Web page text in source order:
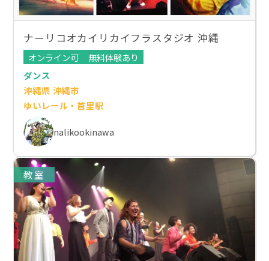
ナーリコオカイリカイフラスタジオ 沖縄
オンライン可
無料体験あり
ダンス
沖縄県 沖縄市
ゆいレール・首里駅
nalikookinawa
教室